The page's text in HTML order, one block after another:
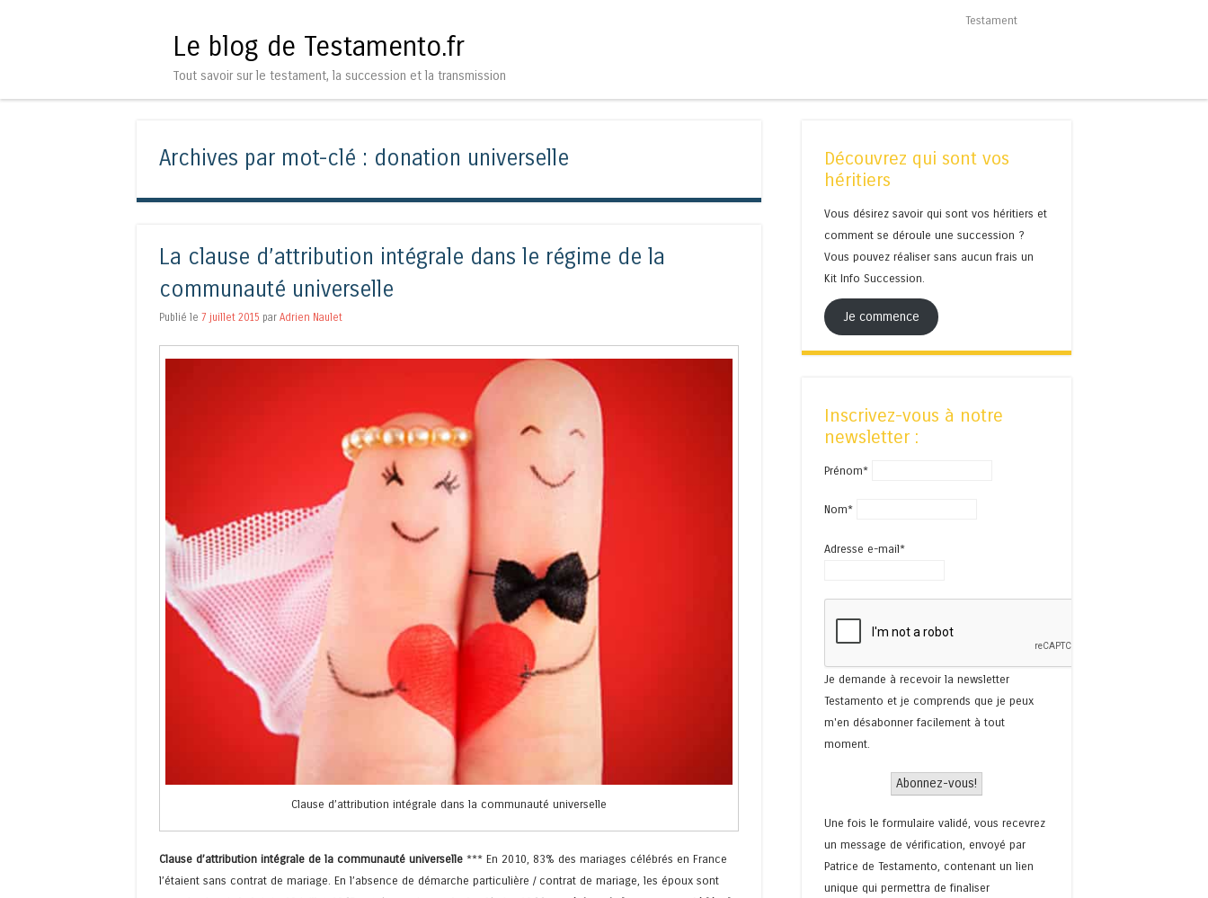
Le blog de Testamento.fr
Tout savoir sur le testament, la succession et la transmission
Testament
Archives par mot-clé : donation universelle
La clause d’attribution intégrale dans le régime de la
communauté universelle
Publié le 7 juillet 2015 par Adrien Naulet
Clause d’attribution intégrale dans la communauté universelle
Clause d’attribution intégrale de la communauté universelle *** En 2010, 83% des mariages célébrés en France
l’étaient sans contrat de mariage. En l’absence de démarche particulière / contrat de mariage, les époux sont
Découvrez qui sont vos
héritiers
Vous désirez savoir qui sont vos héritiers et
comment se déroule une succession ?
Vous pouvez réaliser sans aucun frais un
Kit Info Succession.
Je commence
Inscrivez-vous à notre
newsletter :
Prénom*
Nom*
Adresse e-mail*
Je demande à recevoir la newsletter
Testamento et je comprends que je peux
m'en désabonner facilement à tout
moment.
Une fois le formulaire validé, vous recevrez
un message de vérification, envoyé par
Patrice de Testamento, contenant un lien
unique qui permettra de finaliser